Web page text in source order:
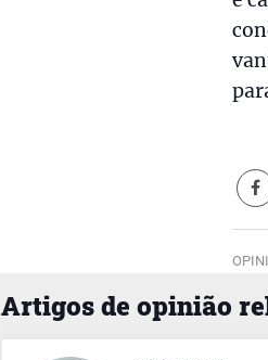
Artigos de opinião